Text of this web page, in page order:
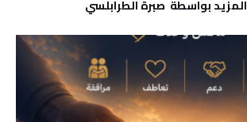
‫‫المزيد بواسطة‬ ‬ صبرة الطرابلسي